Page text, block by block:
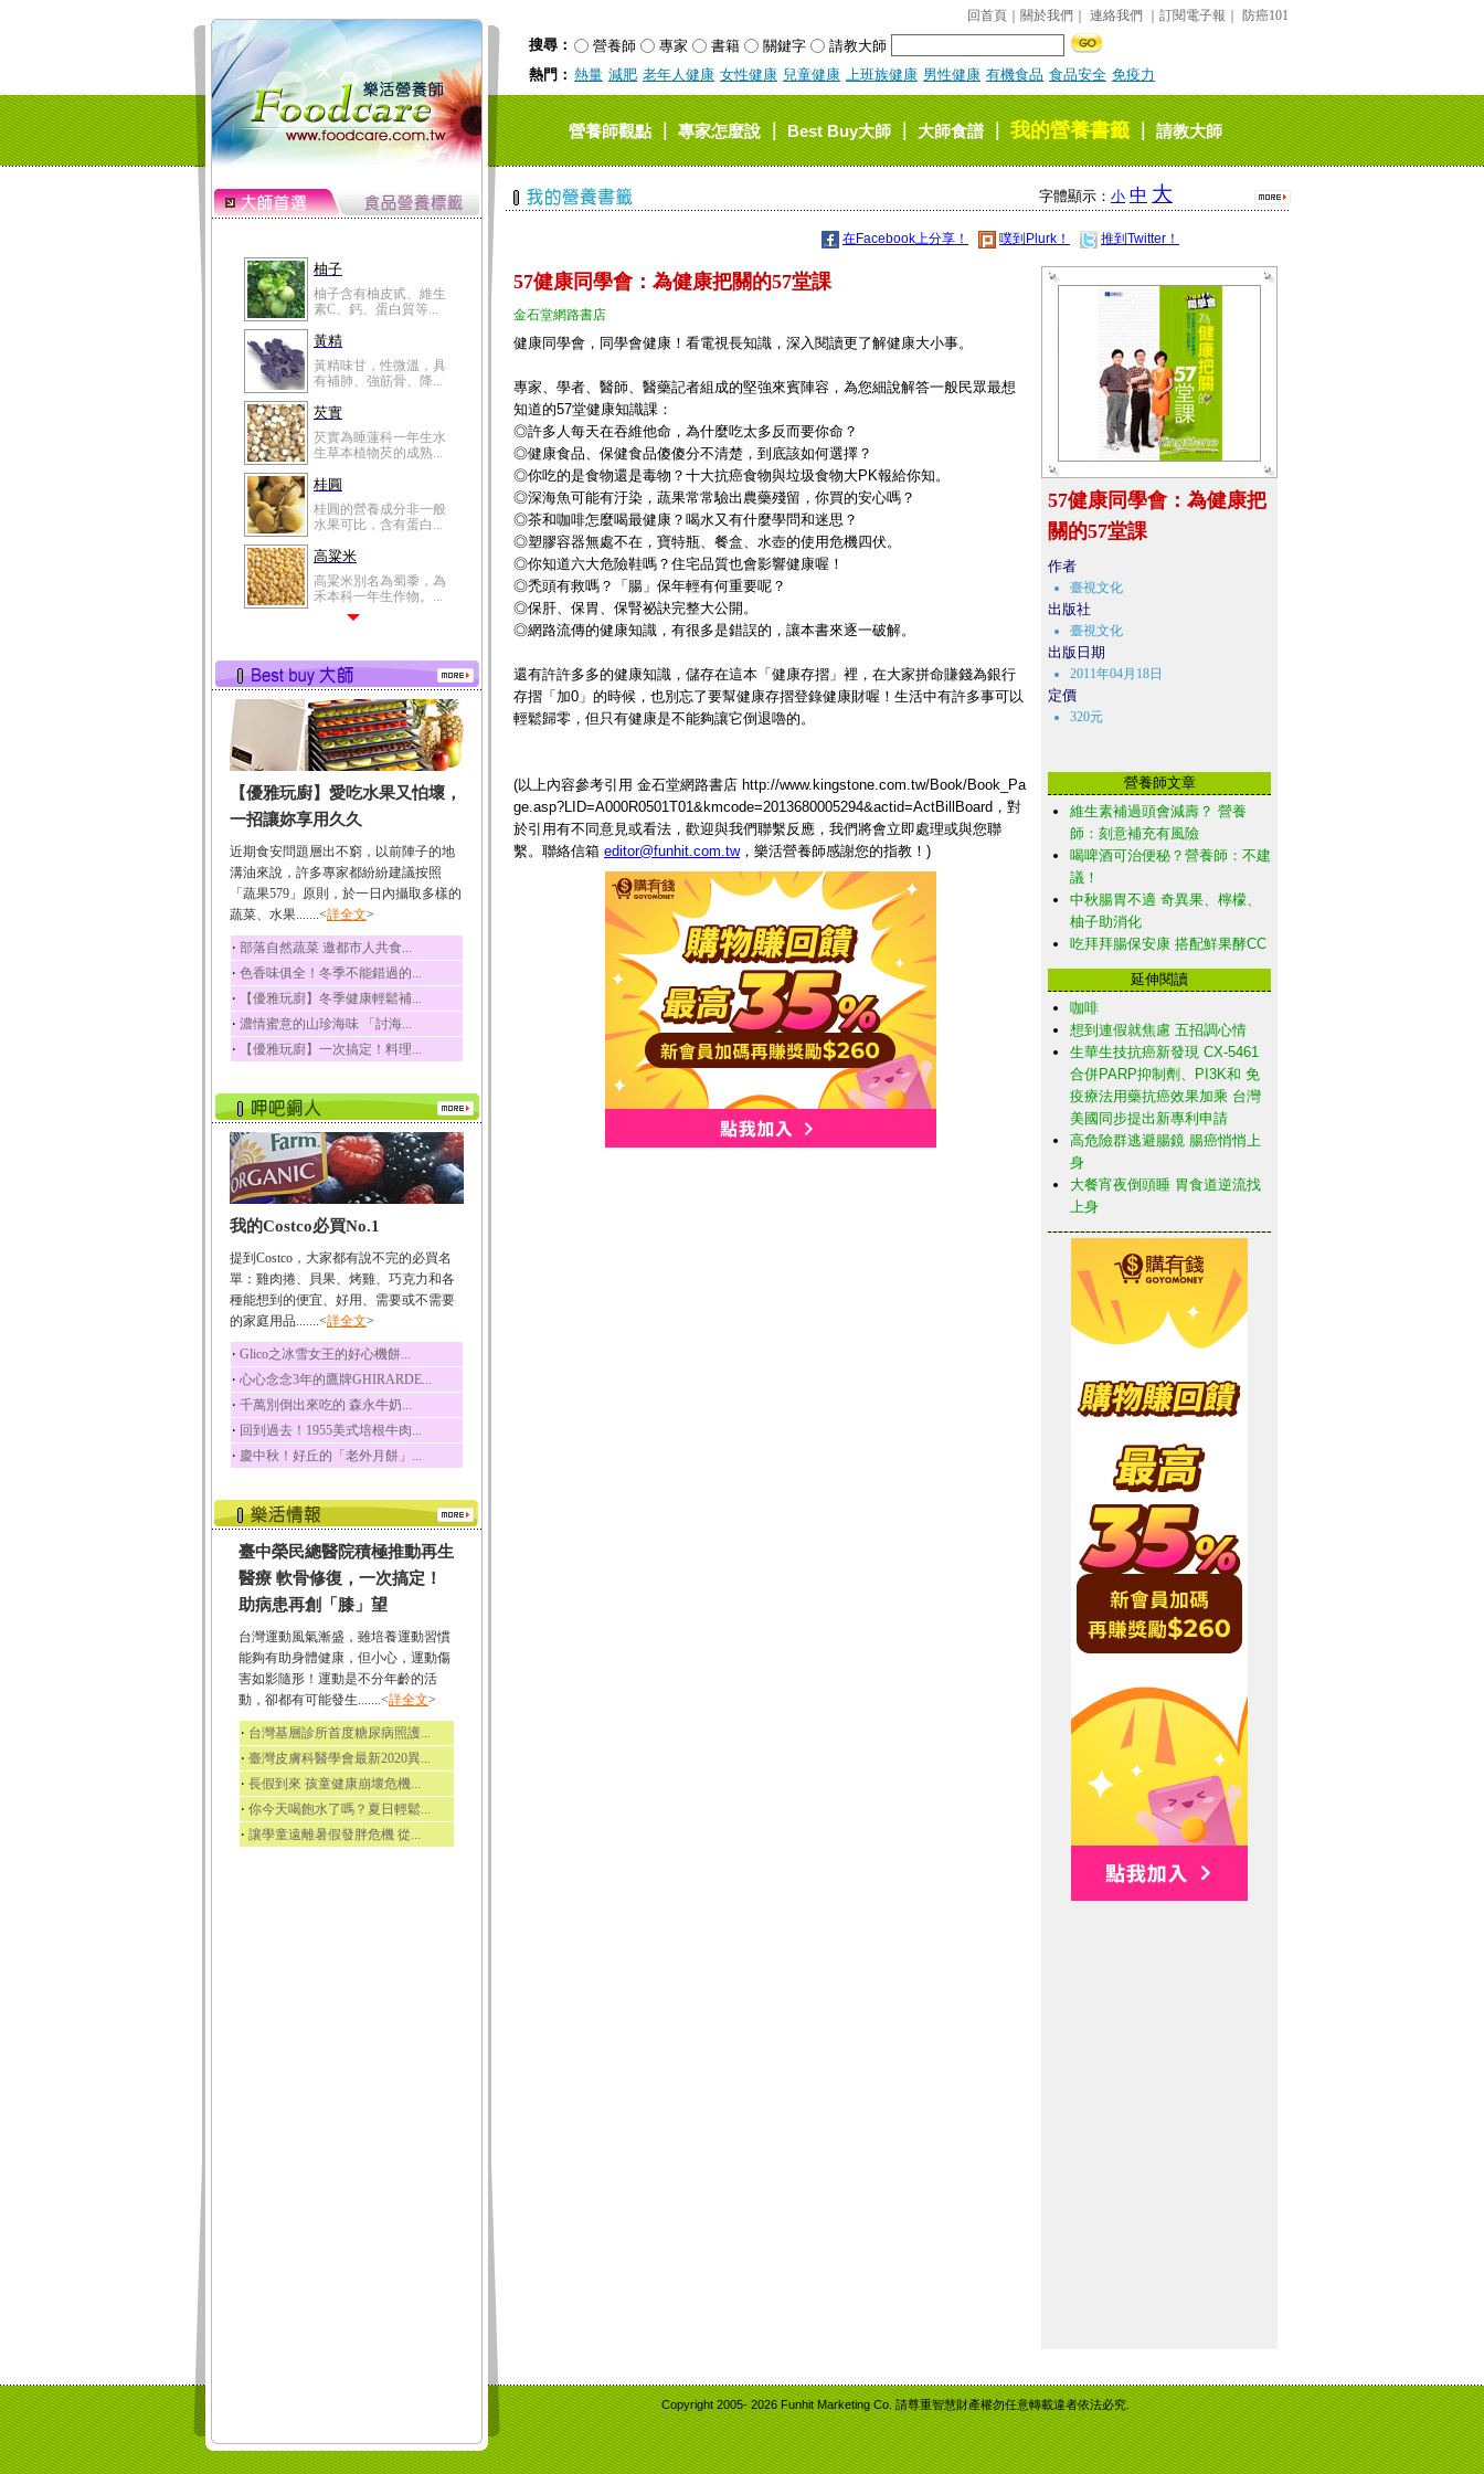
回首頁 關於我們 連絡我們 訂閱電子報 防癌101
搜尋： 營養師 專家 書籍 關鍵字
請教大師
熱門： 熱量 減肥 老年人健康 女性健康 兒童健康 上班族健康 男性健康 有機食品 食品安全 免疫力
營養師觀點｜專家怎麼說｜Best Buy大師｜大師食譜｜我的營養書籤｜請教大師
柚子
柚子含有柚皮甙、維生
素C、鈣、蛋白質等...
黃精
黃精味甘，性微溫，具
有補肺、強筋骨、降...
芡實
芡實為睡蓮科一年生水
生草本植物芡的成熟...
桂圓
桂圓的營養成分非一般
水果可比，含有蛋白...
高粱米
高粱米別名為蜀黍，為
禾本科一年生作物。...
有蛋白質、脂肪、磷...
鮪魚
鮪魚肚肉中的不飽和脂
肪酸內富含EPA和DH...
韭菜
韭菜所含的膳食纖維能
幫助消化與通便；揮...
冬瓜
冬瓜營養價值高，鈉含
量極低是水腫病人的...
豆豉
豆豉裡頭含有營養的蛋
白質、脂肪、鈣、磷...
榛果
榛果裡所含的營養素有
蛋白質、脂肪、醣類...
迷迭香
酸、迷迭香酸、植物...
咖啡
咖啡中的咖啡因會刺激
中樞神經系統，特別...
椰子
椰子含有糖類、脂肪、
荔枝
荔枝性質溫和所含的營
養素有醣類、檸檬酸...
五味子
五味子性質溫熱所含營
養成分有揮發油、檸...
草魚
草魚含有維生素A、維生
素C、及豐富的蛋白...
【優雅玩廚】愛吃水果又怕壞，
一招讓妳享用久久
近期食安問題層出不窮，以前陣子的地
溝油來說，許多專家都紛紛建議按照
「蔬果579」原則，於一日內攝取多樣的
蔬菜、水果.......<詳全文>
‧ 部落自然蔬菜 邀都市人共食...
‧ 色香味俱全！冬季不能錯過的...
‧ 【優雅玩廚】冬季健康輕鬆補...
‧ 濃情蜜意的山珍海味 「討海...
‧ 【優雅玩廚】一次搞定！料理...
我的Costco必買No.1
提到Costco，大家都有說不完的必買名
單：雞肉捲、貝果、烤雞、巧克力和各
種能想到的便宜、好用、需要或不需要
的家庭用品.......<詳全文>
‧ Glico之冰雪女王的好心機餅...
‧ 心心念念3年的鷹牌GHIRARDE...
‧ 千萬別倒出來吃的 森永牛奶...
‧ 回到過去！1955美式培根牛肉...
‧ 慶中秋！好丘的「老外月餅」...
臺中榮民總醫院積極推動再生
醫療 軟骨修復，一次搞定！
助病患再創「膝」望
台灣運動風氣漸盛，雖培養運動習慣
能夠有助身體健康，但小心，運動傷
害如影隨形！運動是不分年齡的活
動，卻都有可能發生.......<詳全文>
‧ 台灣基層診所首度糖尿病照護...
‧ 臺灣皮膚科醫學會最新2020異...
‧ 長假到來 孩童健康崩壞危機...
‧ 你今天喝飽水了嗎？夏日輕鬆...
‧ 讓學童遠離暑假發胖危機 從...
字體顯示： 小 中 大
在Facebook上分享！ 噗到Plurk！ 推到Twitter！
57健康同學會：為健康把關的57堂課
金石堂網路書店
健康同學會，同學會健康！看電視長知識，深入閱讀更了解健康大小事。
專家、學者、醫師、醫藥記者組成的堅強來賓陣容，為您細說解答一般民眾最想
知道的57堂健康知識課：
◎許多人每天在吞維他命，為什麼吃太多反而要你命？
◎健康食品、保健食品傻傻分不清楚，到底該如何選擇？
◎你吃的是食物還是毒物？十大抗癌食物與垃圾食物大PK報給你知。
◎深海魚可能有汙染，蔬果常常驗出農藥殘留，你買的安心嗎？
◎茶和咖啡怎麼喝最健康？喝水又有什麼學問和迷思？
◎塑膠容器無處不在，寶特瓶、餐盒、水壺的使用危機四伏。
◎你知道六大危險鞋嗎？住宅品質也會影響健康喔！
◎禿頭有救嗎？「腸」保年輕有何重要呢？
◎保肝、保胃、保腎祕訣完整大公開。
◎網路流傳的健康知識，有很多是錯誤的，讓本書來逐一破解。
還有許許多多的健康知識，儲存在這本「健康存摺」裡，在大家拼命賺錢為銀行
存摺「加0」的時候，也別忘了要幫健康存摺登錄健康財喔！生活中有許多事可以
輕鬆歸零，但只有健康是不能夠讓它倒退嚕的。
(以上內容參考引用 金石堂網路書店 http://www.kingstone.com.tw/Book/Book_Pa
ge.asp?LID=A000R0501T01&kmcode=2013680005294&actid=ActBillBoard，對
於引用有不同意見或看法，歡迎與我們聯繫反應，我們將會立即處理或與您聯
繫。聯絡信箱 editor@funhit.com.tw，樂活營養師感謝您的指教！)
57健康同學會：為健康把
關的57堂課
作者
臺視文化
出版社
臺視文化
出版日期
2011年04月18日
定價
320元
營養師文章
維生素補過頭會減壽？ 營養
師：刻意補充有風險
喝啤酒可治便秘？營養師：不建
議！
中秋腸胃不適 奇異果、檸檬、
柚子助消化
吃拜拜腸保安康 搭配鮮果酵CC
延伸閱讀
咖啡
想到連假就焦慮 五招調心情
生華生技抗癌新發現 CX-5461
合併PARP抑制劑、PI3K和 免
疫療法用藥抗癌效果加乘 台灣
美國同步提出新專利申請
高危險群逃避腸鏡 腸癌悄悄上
身
大餐宵夜倒頭睡 胃食道逆流找
上身
Copyright 2005-2026 Funhit Marketing Co. 請尊重智慧財產權勿任意轉載違者依法必究.